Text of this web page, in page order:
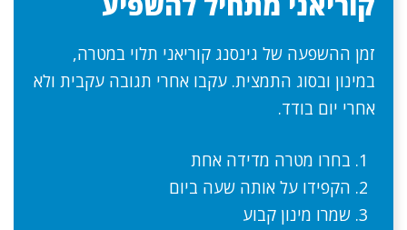
זמן ההשפעה של גינסנג קוריאני תלוי במטרה,
במינון ובסוג התמצית. עקבו אחרי תגובה עקבית ולא
אחרי יום בודד.
בחרו מטרה מדידה אחת
הקפידו על אותה שעה ביום
שמרו מינון קבוע